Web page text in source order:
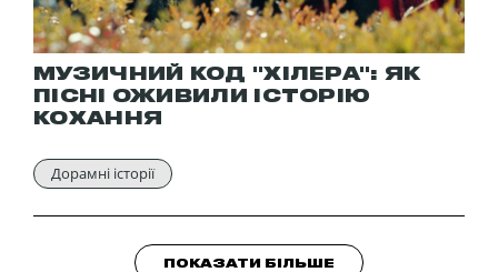
МУЗИЧНИЙ КОД "ХІЛЕРА": ЯК
ПІСНІ ОЖИВИЛИ ІСТОРІЮ
КОХАННЯ
Дорамні історії
ПОКАЗАТИ БІЛЬШЕ